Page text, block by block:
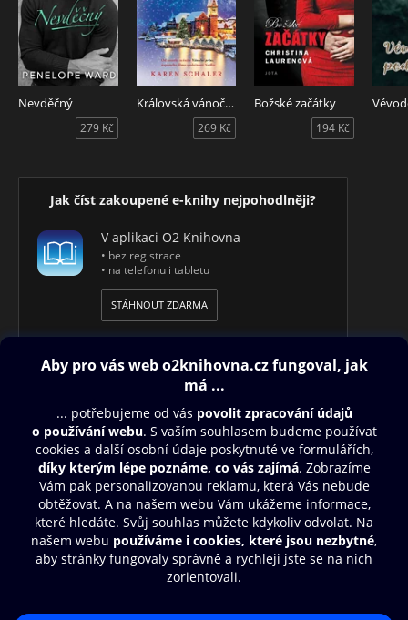
Nevděčný
279 Kč
Královská vánoční pohádka
269 Kč
Božské začátky
194 Kč
Jak číst zakoupené e-knihy nejpohodlněji?
V aplikaci O2 Knihovna
• bez registrace
• na telefonu i tabletu
STÁHNOUT ZDARMA
Obsah ke stažení
Moje O2 Knihovna
Další zábava
© O2 Czech Republic a.s.